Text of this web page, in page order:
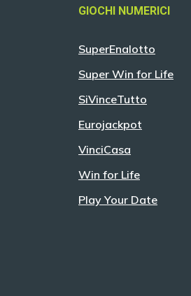
GIOCHI NUMERICI
SuperEnalotto
Super Win for Life
SiVinceTutto
Eurojackpot
VinciCasa
Win for Life
Play Your Date